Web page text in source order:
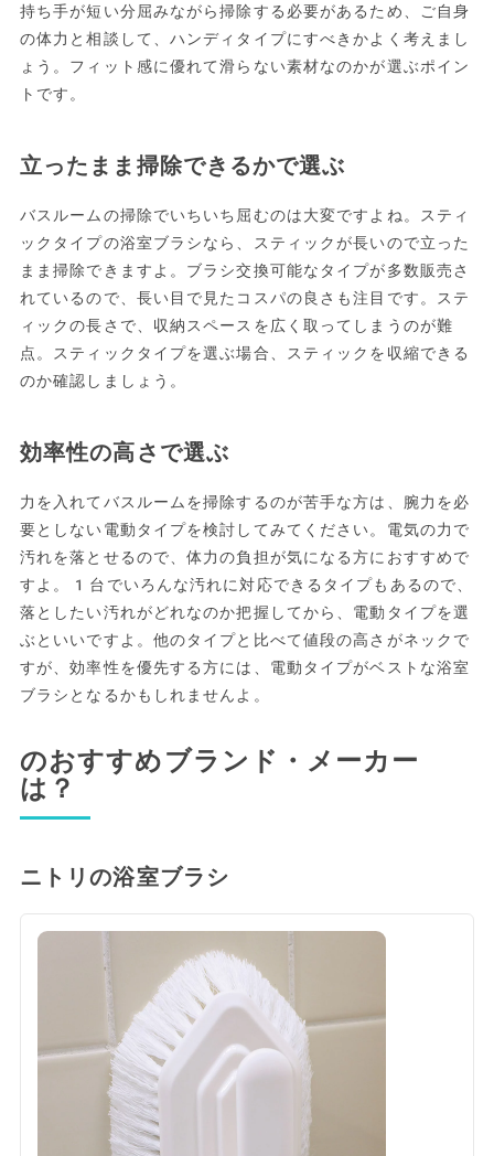
持ち手が短い分屈みながら掃除する必要があるため、ご自身
の体力と相談して、ハンディタイプにすべきかよく考えまし
ょう。フィット感に優れて滑らない素材なのかが選ぶポイン
トです。
立ったまま掃除できるかで選ぶ
バスルームの掃除でいちいち屈むのは大変ですよね。スティ
ックタイプの浴室ブラシなら、スティックが長いので立った
まま掃除できますよ。ブラシ交換可能なタイプが多数販売さ
れているので、長い目で見たコスパの良さも注目です。ステ
ィックの長さで、収納スペースを広く取ってしまうのが難
点。スティックタイプを選ぶ場合、スティックを収縮できる
のか確認しましょう。
効率性の高さで選ぶ
力を入れてバスルームを掃除するのが苦手な方は、腕力を必
要としない電動タイプを検討してみてください。電気の力で
汚れを落とせるので、体力の負担が気になる方におすすめで
すよ。1台でいろんな汚れに対応できるタイプもあるので、
落としたい汚れがどれなのか把握してから、電動タイプを選
ぶといいですよ。他のタイプと比べて値段の高さがネックで
すが、効率性を優先する方には、電動タイプがベストな浴室
ブラシとなるかもしれませんよ。
のおすすめブランド・メーカー
は？
ニトリの浴室ブラシ